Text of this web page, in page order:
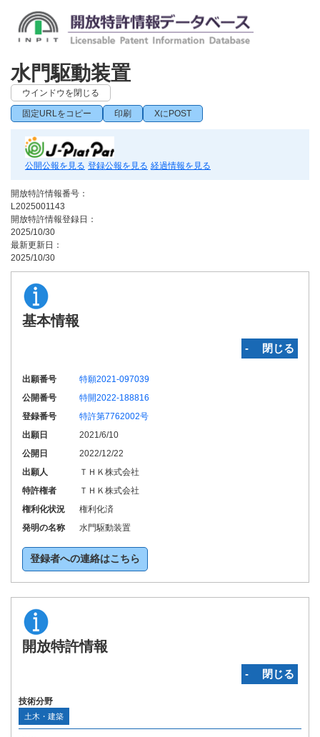
水門駆動装置
ウインドウを閉じる
固定URLをコピー 印刷 XにPOST
公開公報を見る 登録公報を見る 経過情報を見る
開放特許情報番号：
L2025001143
開放特許情報登録日：
2025/10/30
最新更新日：
2025/10/30
基本情報
‐ 閉じる
出願番号
特願2021-097039
公開番号
特開2022-188816
登録番号
特許第7762002号
出願日
2021/6/10
公開日
2022/12/22
出願人
ＴＨＫ株式会社
特許権者
ＴＨＫ株式会社
権利化状況
権利化済
発明の名称
水門駆動装置
登録者への連絡はこちら
開放特許情報
‐ 閉じる
技術分野
土木・建築